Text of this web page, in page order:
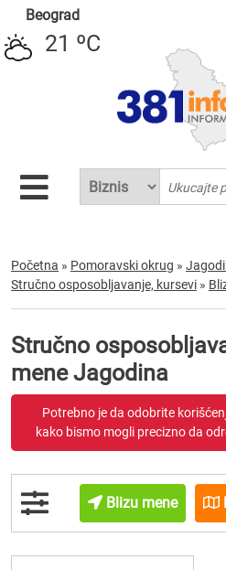
Beograd
21 ºC
Početna » Pomoravski okrug »
Stručno osposobljavanje, kursevi »
Stručno
mene Jagodina
Potrebno je da odobrite
kako bismo mogli precizno da
Blizu mene